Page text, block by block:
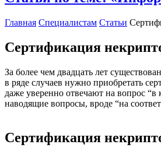
Главная Специалистам Статьи
Сертификация
За более чем двадцать лет
в ряде случаев нужно приобретать
даже уверенно отвечают на вопрос
наводящие вопросы, вроде “на
Сертификация